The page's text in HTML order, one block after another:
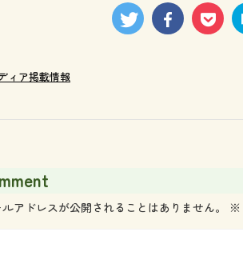
ィア掲載情報
ルアドレスが公開されることはありません。 ※